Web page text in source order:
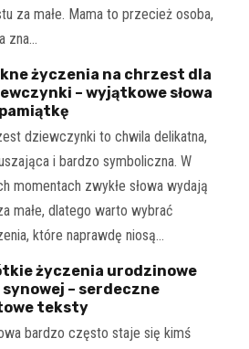
za małe. Mama to przecież osoba,
zna…
życzenia na chrzest dla
– wyjątkowe słowa
dziewczynki to chwila delikatna,
i bardzo symboliczna. W
momentach zwykłe słowa wydają
małe, dlatego warto wybrać
które naprawdę niosą…
życzenia urodzinowe
synowej – serdeczne
teksty
bardzo często staje się kimś